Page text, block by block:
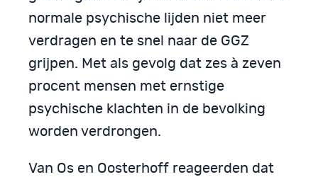
normale psychische lijden niet meer
verdragen en te snel naar de GGZ
grijpen. Met als gevolg dat zes à zeven
procent mensen met ernstige
psychische klachten in de bevolking
worden verdrongen.
Van Os en Oosterhoff reageerden dat